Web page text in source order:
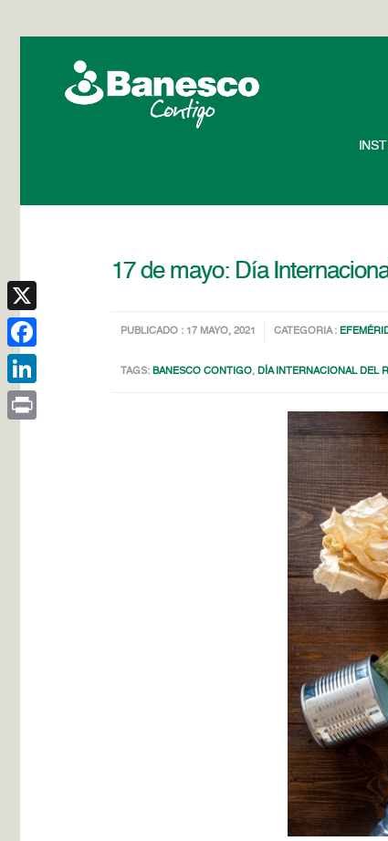
17 de mayo: Día
PUBLICADO : 17 MAYO, 2021 CATEGORIA :
TAGS: BANESCO CONTIGO, DÍA INTERNACIONAL DEL
X
Facebook
LinkedIn